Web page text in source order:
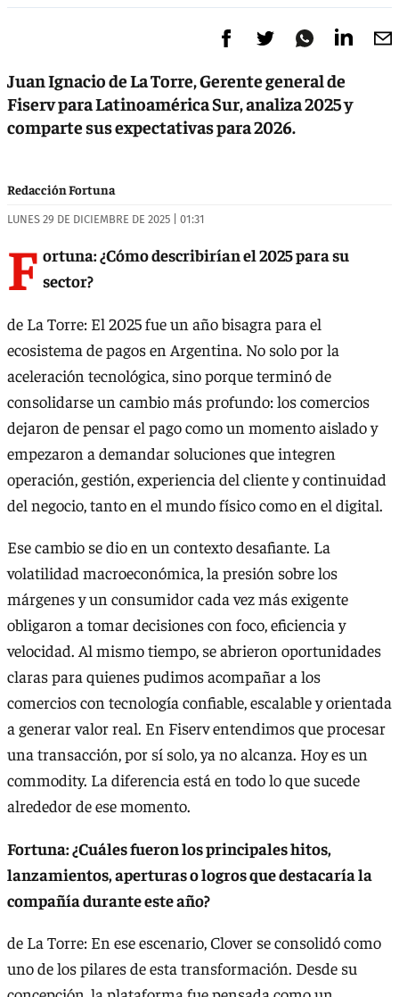
Juan Ignacio de La Torre, Gerente general de
Fiserv para Latinoamérica Sur, analiza 2025 y
comparte sus expectativas para 2026.
Redacción Fortuna
LUNES 29 DE DICIEMBRE DE 2025 | 01:31
F ortuna: ¿Cómo describirían el 2025 para su
sector?
de La Torre: El 2025 fue un año bisagra para el
ecosistema de pagos en Argentina. No solo por la
aceleración tecnológica, sino porque terminó de
consolidarse un cambio más profundo: los comercios
dejaron de pensar el pago como un momento aislado y
empezaron a demandar soluciones que integren
operación, gestión, experiencia del cliente y continuidad
del negocio, tanto en el mundo físico como en el digital.
Ese cambio se dio en un contexto desafiante. La
volatilidad macroeconómica, la presión sobre los
márgenes y un consumidor cada vez más exigente
obligaron a tomar decisiones con foco, eficiencia y
velocidad. Al mismo tiempo, se abrieron oportunidades
claras para quienes pudimos acompañar a los
comercios con tecnología confiable, escalable y orientada
a generar valor real. En Fiserv entendimos que procesar
una transacción, por sí solo, ya no alcanza. Hoy es un
commodity. La diferencia está en todo lo que sucede
alrededor de ese momento.
Fortuna: ¿Cuáles fueron los principales hitos,
lanzamientos, aperturas o logros que destacaría la
compañía durante este año?
de La Torre: En ese escenario, Clover se consolidó como
uno de los pilares de esta transformación. Desde su